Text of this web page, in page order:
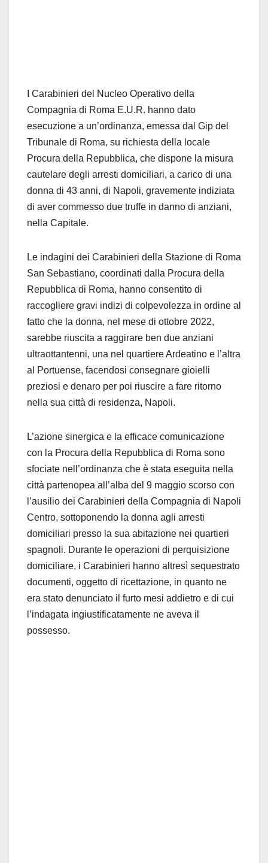
I Carabinieri del Nucleo Operativo della
Compagnia di Roma E.U.R. hanno dato
esecuzione a un’ordinanza, emessa dal Gip del
Tribunale di Roma, su richiesta della locale
Procura della Repubblica, che dispone la misura
cautelare degli arresti domiciliari, a carico di una
donna di 43 anni, di Napoli, gravemente indiziata
di aver commesso due truffe in danno di anziani,
nella Capitale.
Le indagini dei Carabinieri della Stazione di Roma
San Sebastiano, coordinati dalla Procura della
Repubblica di Roma, hanno consentito di
raccogliere gravi indizi di colpevolezza in ordine al
fatto che la donna, nel mese di ottobre 2022,
sarebbe riuscita a raggirare ben due anziani
ultraottantenni, una nel quartiere Ardeatino e l’altra
al Portuense, facendosi consegnare gioielli
preziosi e denaro per poi riuscire a fare ritorno
nella sua città di residenza, Napoli.
L’azione sinergica e la efficace comunicazione
con la Procura della Repubblica di Roma sono
sfociate nell’ordinanza che è stata eseguita nella
città partenopea all’alba del 9 maggio scorso con
l’ausilio dei Carabinieri della Compagnia di Napoli
Centro, sottoponendo la donna agli arresti
domiciliari presso la sua abitazione nei quartieri
spagnoli. Durante le operazioni di perquisizione
domiciliare, i Carabinieri hanno altresì sequestrato
documenti, oggetto di ricettazione, in quanto ne
era stato denunciato il furto mesi addietro e di cui
l’indagata ingiustificatamente ne aveva il
possesso.